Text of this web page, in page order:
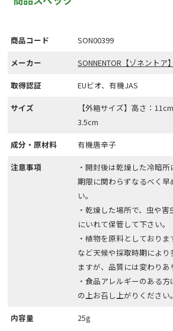
商品コード
SON00399
メーカー
SONNENTOR【ゾネントア
取得認証
EUビオ、有機JAS
サイズ
【外箱サイズ】高さ：
3.5cm
成分・原材料
有機唐辛子
注意事項
・開封後は乾燥した冷暗
期限に関わらずなるべく
い。
・乾燥した場所で、虫や
にいれて保管して下さい。
・植物を原料としており
など天候や採取時期によ
ますが、品質には変わりあ
・食品アレルギーのある
の上お召し上がりください。
内容量
25g